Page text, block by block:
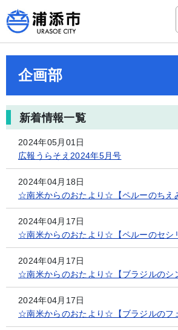
企画部
新着情報一覧
2024年05月01日
広報うらそえ2024年5月号
2024年04月18日
☆南米からのおたより☆【ペルーのちえ
2024年04月17日
☆南米からのおたより☆【ペルーのセシ
2024年04月17日
☆南米からのおたより☆【ブラジルのシ
2024年04月17日
☆南米からのおたより☆【ブラジルのフ